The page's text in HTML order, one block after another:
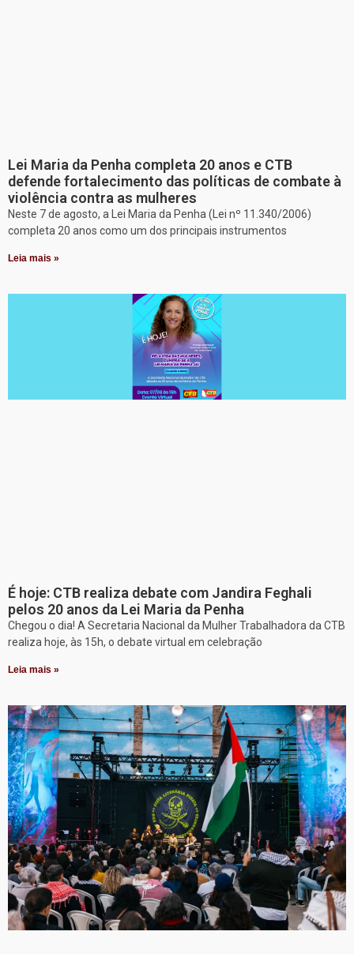
Lei Maria da Penha completa 20 anos e CTB
defende fortalecimento das políticas de combate à
violência contra as mulheres
Neste 7 de agosto, a Lei Maria da Penha (Lei nº 11.340/2006)
completa 20 anos como um dos principais instrumentos
Leia mais »
É hoje: CTB realiza debate com Jandira Feghali
pelos 20 anos da Lei Maria da Penha
Chegou o dia! A Secretaria Nacional da Mulher Trabalhadora da CTB
realiza hoje, às 15h, o debate virtual em celebração
Leia mais »